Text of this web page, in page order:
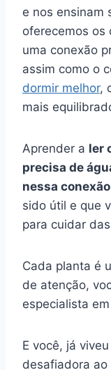
e nos ensinam
oferecemos os
uma conexão
assim como o
dormir melhor,
mais
Aprender a ler
precisa de
nessa conexão
sido útil e que
para cuidar
Cada planta é
de atenção,
especialista
E você, já
desafiadora